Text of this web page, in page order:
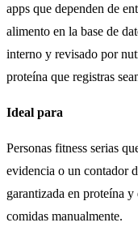
apps que dependen de
alimento en la base de
interno y revisado por
proteína que registras
Ideal para
Personas fitness serias
evidencia o un contador
garantizada en proteína
comidas manualmente.